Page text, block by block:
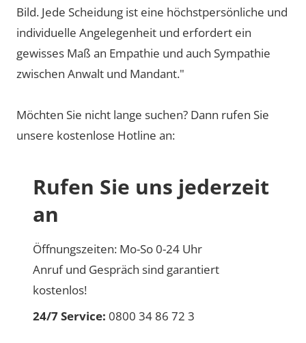
Bild. Jede Scheidung ist eine höchstpersönliche und
individuelle Angelegenheit und erfordert ein
gewisses Maß an Empathie und auch Sympathie
zwischen Anwalt und Mandant."
Möchten Sie nicht lange suchen? Dann rufen Sie
unsere kostenlose Hotline an:
Rufen Sie uns jederzeit
an
Öffnungszeiten: Mo-So 0-24 Uhr
Anruf und Gespräch sind garantiert
kostenlos!
24/7 Service: 0800 34 86 72 3